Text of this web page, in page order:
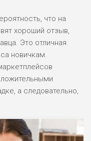
что на
хороший отзыв,
Это отличная
новичкам.
а следовательно,